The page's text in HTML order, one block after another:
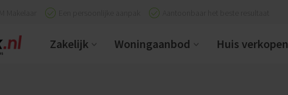
Zakelijk Woningaanbod Huis verkopen